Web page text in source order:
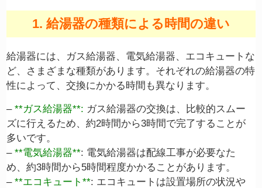
1. 給湯器の種類による時間の違い
給湯器には、ガス給湯器、電気給湯器、エコキュートな
ど、さまざまな種類があります。それぞれの給湯器の特
性によって、交換にかかる時間も異なります。
–**ガス給湯器**: ガス給湯器の交換は、比較的スムー
ズに行えるため、約2時間から3時間で完了することが
多いです。
–**電気給湯器**: 電気給湯器は配線工事が必要なた
め、約3時間から5時間程度かかることがあります。
–**エコキュート**: エコキュートは設置場所の状況や